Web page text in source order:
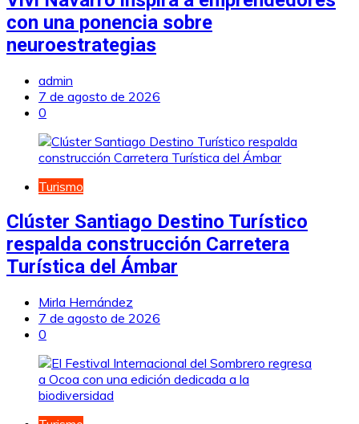
con una ponencia sobre
neuroestrategias
admin
7 de agosto de 2026
0
Turismo
Clúster Santiago Destino Turístico
respalda construcción Carretera
Turística del Ámbar
Mirla Hernández
7 de agosto de 2026
0